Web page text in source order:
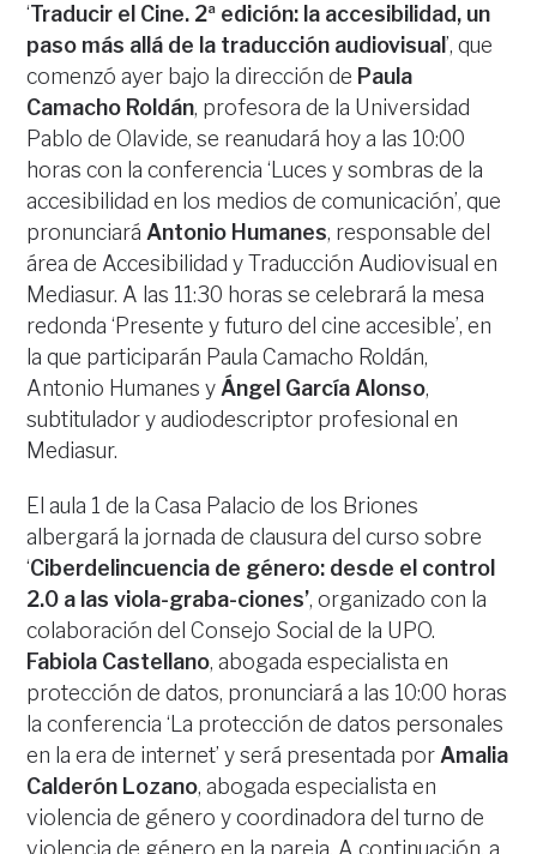
‘Traducir el Cine. 2ª edición: la accesibilidad, un
paso más allá de la traducción audiovisual’, que
comenzó ayer bajo la dirección de Paula
Camacho Roldán, profesora de la Universidad
Pablo de Olavide, se reanudará hoy a las 10:00
horas con la conferencia ‘Luces y sombras de la
accesibilidad en los medios de comunicación’, que
pronunciará Antonio Humanes, responsable del
área de Accesibilidad y Traducción Audiovisual en
Mediasur. A las 11:30 horas se celebrará la mesa
redonda ‘Presente y futuro del cine accesible’, en
la que participarán Paula Camacho Roldán,
Antonio Humanes y Ángel García Alonso,
subtitulador y audiodescriptor profesional en
Mediasur.
El aula 1 de la Casa Palacio de los Briones
albergará la jornada de clausura del curso sobre
‘Ciberdelincuencia de género: desde el control
2.0 a las viola-graba-ciones’, organizado con la
colaboración del Consejo Social de la UPO.
Fabiola Castellano, abogada especialista en
protección de datos, pronunciará a las 10:00 horas
la conferencia ‘La protección de datos personales
en la era de internet’ y será presentada por Amalia
Calderón Lozano, abogada especialista en
violencia de género y coordinadora del turno de
violencia de género en la pareja. A continuación, a